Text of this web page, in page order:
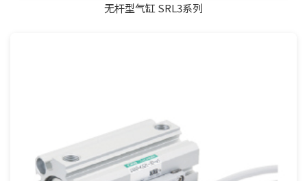
无杆型气缸 SRL3系列